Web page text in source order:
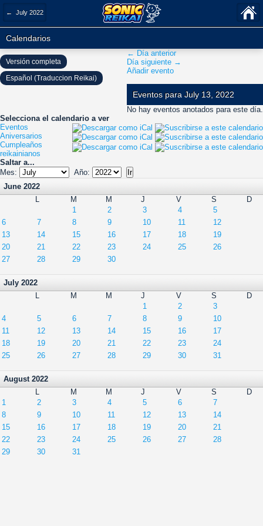
← July 2022
Calendarios
← Día anterior
Día siguiente →
Añadir evento
Eventos para July 13, 2022
No hay eventos anotados para este día.
Selecciona el calendario a ver
Eventos
Aniversarios
Cumpleaños
reikainianos
Saltar a...
Mes:
Año:
June 2022
L
M M J V S
D
1
2 3 4
5
6
7 8 9 10 11
12
13
14 15 16 17 18
19
20
21 22 23 24 25
26
27
28 29 30
July 2022
L
M M J V S
D
1
2
3
4
5 6 7 8 9
10
11
12 13 14 15 16
17
18
19 20 21 22 23
24
25
26 27 28 29 30 31
August 2022
L
M M J V S
D
1
2 3 4 5 6
7
8
9 10 11 12 13
14
15
16 17 18 19 20
21
22
23 24 25 26 27
28
29
30 31
Versión completa
Español (Traduccion Reikai)